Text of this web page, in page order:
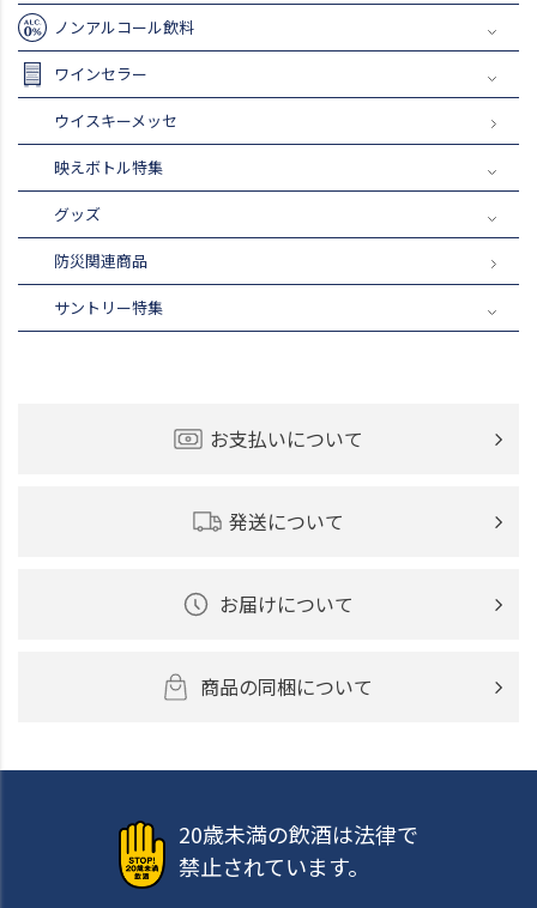
ノンアルコール飲料
ワインセラー
ウイスキーメッセ
映えボトル特集
グッズ
防災関連商品
サントリー特集
お支払いについて
発送について
お届けについて
商品の同梱について
20歳未満の飲酒は法律で
禁止されています。